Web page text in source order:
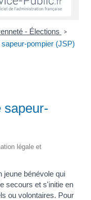
- Élections >
pompier (JSP)
sapeur-
légale et
jeune bénévole qui
secours et s'initie en
ou volontaires. Pour